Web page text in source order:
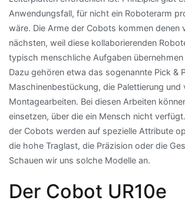
Anwendungsfall, für nicht ein Roboterarm
wäre. Die Arme der Cobots kommen denen
nächsten, weil diese kollaborierenden
typisch menschliche Aufgaben übernehmen
Dazu gehören etwa das sogenannte Pick &
Maschinenbestückung, die Palettierung und
Montagearbeiten. Bei diesen Arbeiten
einsetzen, über die ein Mensch nicht
der Cobots werden auf spezielle Attribute
die hohe Traglast, die Präzision oder die
Schauen wir uns solche Modelle an.
Der Cobot UR10e